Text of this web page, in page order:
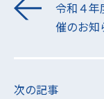
令和４年
催のお知
次の記事